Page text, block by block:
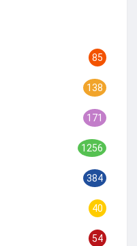
85
138
171
1256
384
40
54